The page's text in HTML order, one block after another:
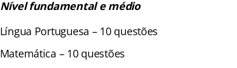
Nível fundamental e médio
Língua Portuguesa – 10 questões
Matemática – 10 questões